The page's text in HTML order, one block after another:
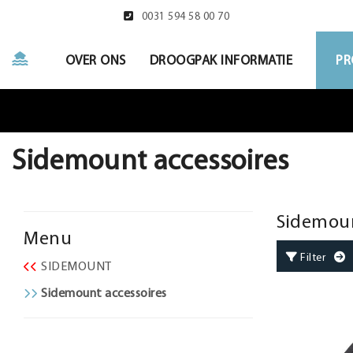
0031 594 58 00 70
OVER ONS DROOGPAK INFORMATIE
Sidemount accessoires
Menu
SIDEMOUNT
Sidemount accessoires
Filter